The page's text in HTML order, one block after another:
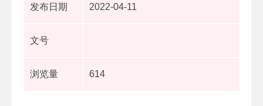
发布日期 2022-04-11
文号
浏览量 614